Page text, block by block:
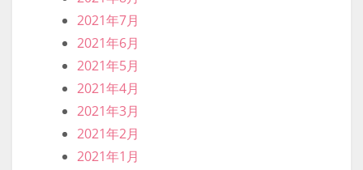
2022年10月
2022年9月
2022年8月
2022年7月
2022年6月
2022年5月
2022年4月